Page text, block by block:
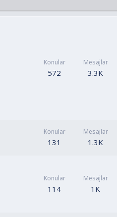
Konular
572
Mesajlar
3.3K
Konular
131
Mesajlar
1.3K
Konular
114
Mesajlar
1K